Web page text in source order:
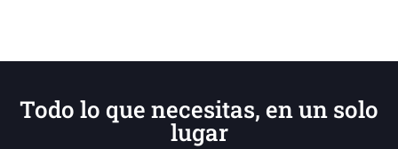
Todo lo que necesitas, en un solo
lugar